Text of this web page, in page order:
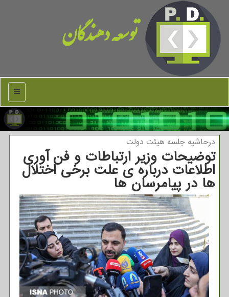
توسعه دهندگان
منو
درحاشیه جلسه هیئت دولت
توضیحات وزیر ارتباطات و فن آوری
اطلاعات درباره ی علت برخی اختلال
ها در پیامرسان ها